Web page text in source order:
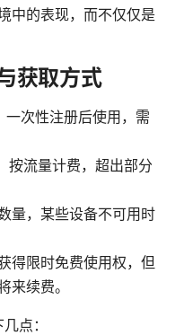
中的表现，而不仅仅是
获取方式
一次性注册后使用，需
按流量计费，超出部分
量，某些设备不可用时
得限时免费使用权，但
来续费。
点：